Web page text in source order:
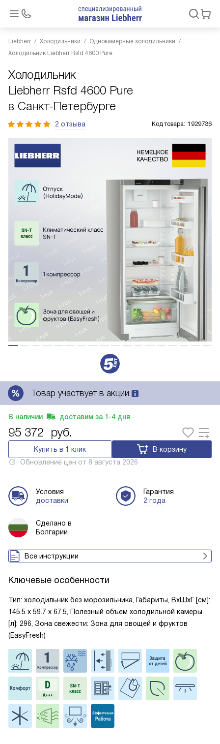
Liebherr Холодильники
Однокамерные холодильники
Холодильник Liebherr Rsfd 4600 Pure
Холодильник
Liebherr Rsfd 4600 Pure
в Санкт-Петербурге
2 отзыва Код товара: 1929736
Товар участвует в акции
В наличии доставим за 1-4 дня
95 372 руб.
Купить в 1 клик
В корзину
Обновление цен от 8 августа 2026
Условия
доставки
Гарантия
2 года
Сделано в
Болгарии
Все инструкции
Ключевые особенности
Тип: холодильник без морозильника, Габариты, ВxШxГ [см]:
145.5 х 59.7 х 67.5, Полезный объем холодильной камеры
[л]: 296, Зона свежести: Зона для овощей и фруктов
(EasyFresh)